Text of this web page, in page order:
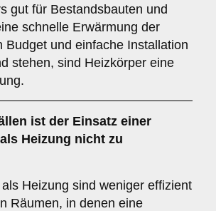
gut für Bestandsbauten und
schnelle Erwärmung der
Budget und einfache Installation
stehen, sind Heizkörper eine
ist der Einsatz einer
als Heizung nicht zu
Heizung sind weniger effizient
Räumen, in denen eine